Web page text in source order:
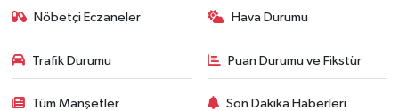
Nöbetçi Eczaneler Hava Durumu
Trafik Durumu Puan Durumu ve Fikstür
Tüm Manşetler Son Dakika Haberleri